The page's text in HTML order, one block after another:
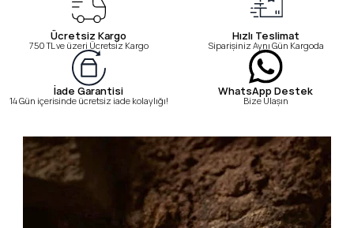
Ücretsiz Kargo
750 TL ve üzeri Ücretsiz Kargo
Hızlı Teslimat
Siparişiniz Aynı Gün Kargoda
İade Garantisi
14 Gün içerisinde ücretsiz iade kolaylığı!
WhatsApp Destek
Bize Ulaşın